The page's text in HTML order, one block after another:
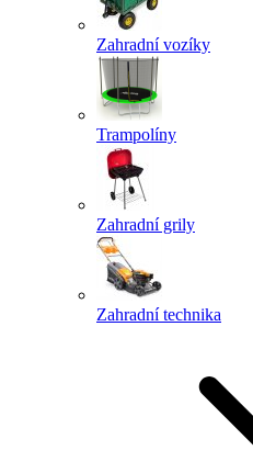
Zahradní vozíky
Trampolíny
Zahradní grily
Zahradní technika